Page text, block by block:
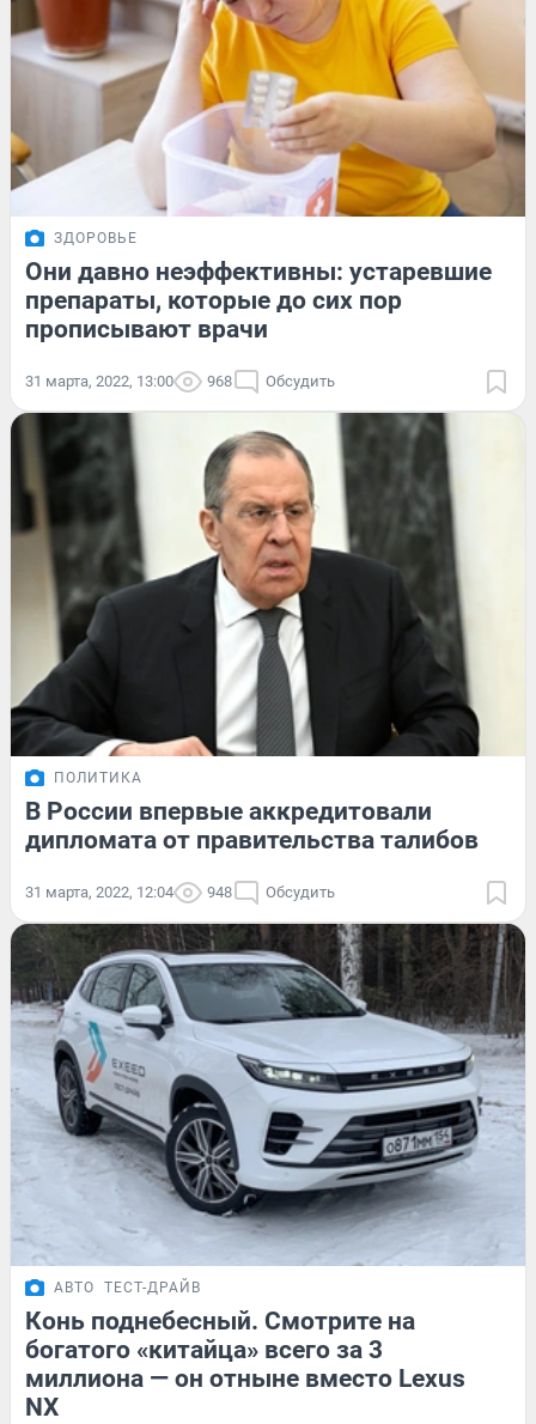
ЗДОРОВЬЕ
Они давно неэффективны: устаревшие
препараты, которые до сих пор
прописывают врачи
31 марта, 2022, 13:00 968 Обсудить
ПОЛИТИКА
В России впервые аккредитовали
дипломата от правительства талибов
31 марта, 2022, 12:04 948 Обсудить
АВТО ТЕСТ-ДРАЙВ
Конь поднебесный. Смотрите на
богатого «китайца» всего за 3
миллиона — он отныне вместо Lexus
NX